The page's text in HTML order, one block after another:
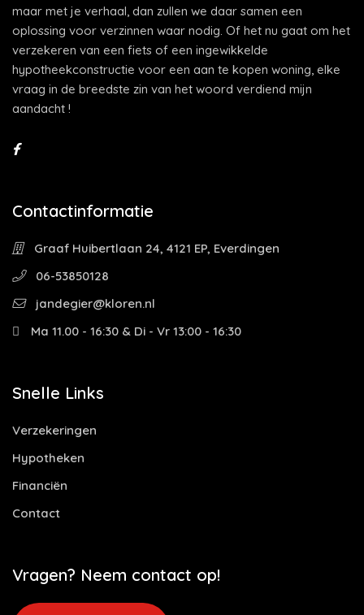
maar met je verhaal, dan zullen we daar samen een
oplossing voor verzinnen waar nodig. Of het nu gaat om het
verzekeren van een fiets of een ingewikkelde
hypotheekconstructie voor een aan te kopen woning, elke
vraag in de breedste zin van het woord verdiend mijn
aandacht !
Contactinformatie
Graaf Huibertlaan 24, 4121 EP, Everdingen
06-53850128
jandegier@kloren.nl
Ma 11.00 - 16:30 & Di - Vr 13:00 - 16:30
Snelle Links
Verzekeringen
Hypotheken
Financiën
Contact
Vragen? Neem contact op!